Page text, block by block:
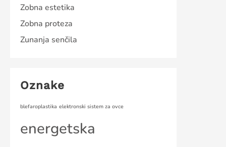
Zobna estetika
Zobna proteza
Zunanja senčila
Oznake
blefaroplastika elektronski sistem za ovce
energetska